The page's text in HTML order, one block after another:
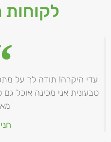
עדי היקרה! תודה לך על
טבעונית אני מכינה אוכל גם